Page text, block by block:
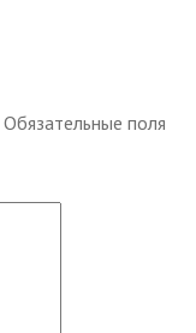
Обязательные поля